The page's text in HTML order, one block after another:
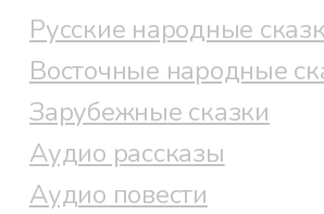
Русские народные
Восточные народные
Зарубежные сказки
Аудио рассказы
Аудио повести